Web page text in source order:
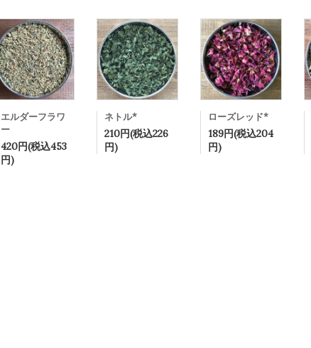
エルダーフラワ
ー
420円(税込453
円)
ネトル*
210円(税込226
円)
ローズレッド*
189円(税込204
円)